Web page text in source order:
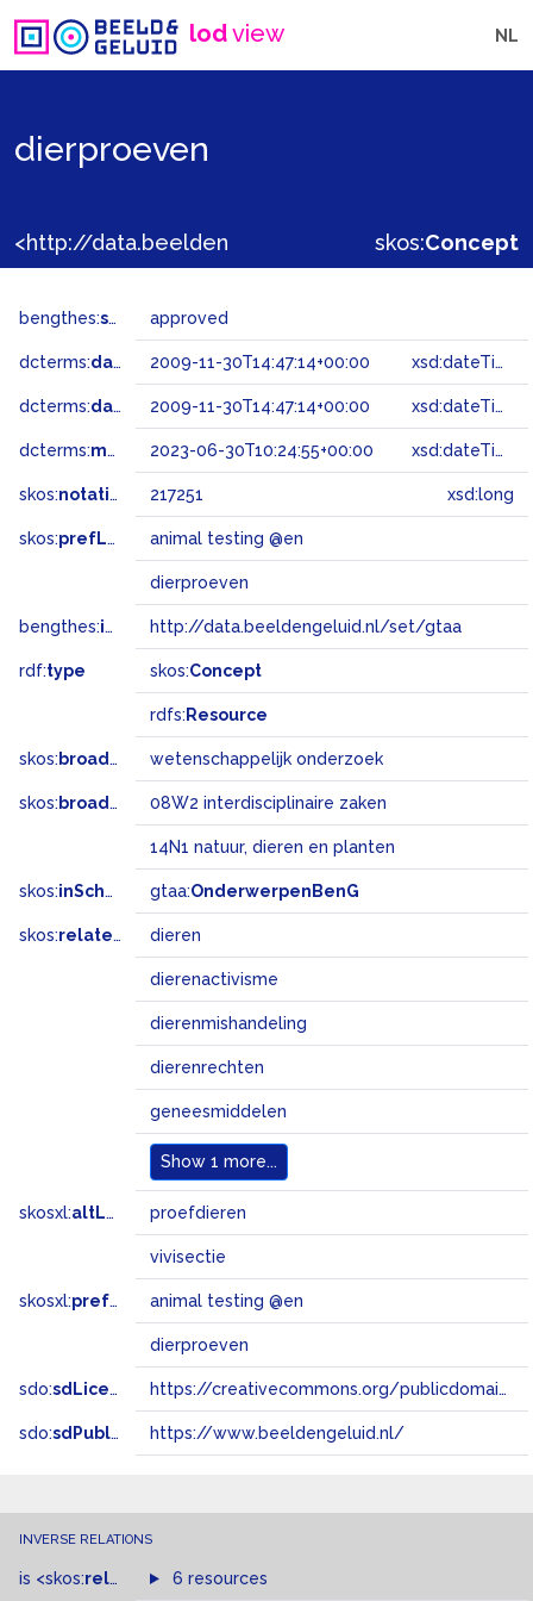
lodview NL
dierproeven
skos:Concept
bengthes:status approved
dcterms:dateAccepted 2009-11-30T14:47:14+00:00 xsd:dateTime
dcterms:dateSubmitted 2009-11-30T14:47:14+00:00 xsd:dateTime
dcterms:modified 2023-06-30T10:24:55+00:00 xsd:dateTime
skos:notation 217251 xsd:long
skos:prefLabel animal testing @en
dierproeven
bengthes:inSet http://data.beeldengeluid.nl/set/gtaa
rdf:type skos:Concept
rdfs: Resource
skos: broader wetenschappelijk onderzoek
skos: broadMatch 08W2 interdisciplinaire zaken
14N1 natuur, dieren en planten
skos:inScheme gtaa:OnderwerpenBenG
skos:related dieren
dierenactivisme
dierenmishandeling
dierenrechten
geneesmiddelen
Show 1 more...
skosxl:altLabel proefdieren
vivisectie
skosxl:prefLabel animal testing @en
dierproeven
sdo:sdLicense https://creativecommons.org/publicdomain/zero/1.0/
sdo:sdPublisher https://www.beeldengeluid.nl/
INVERSE RELATIONS
is <skos:related > of
6 resources